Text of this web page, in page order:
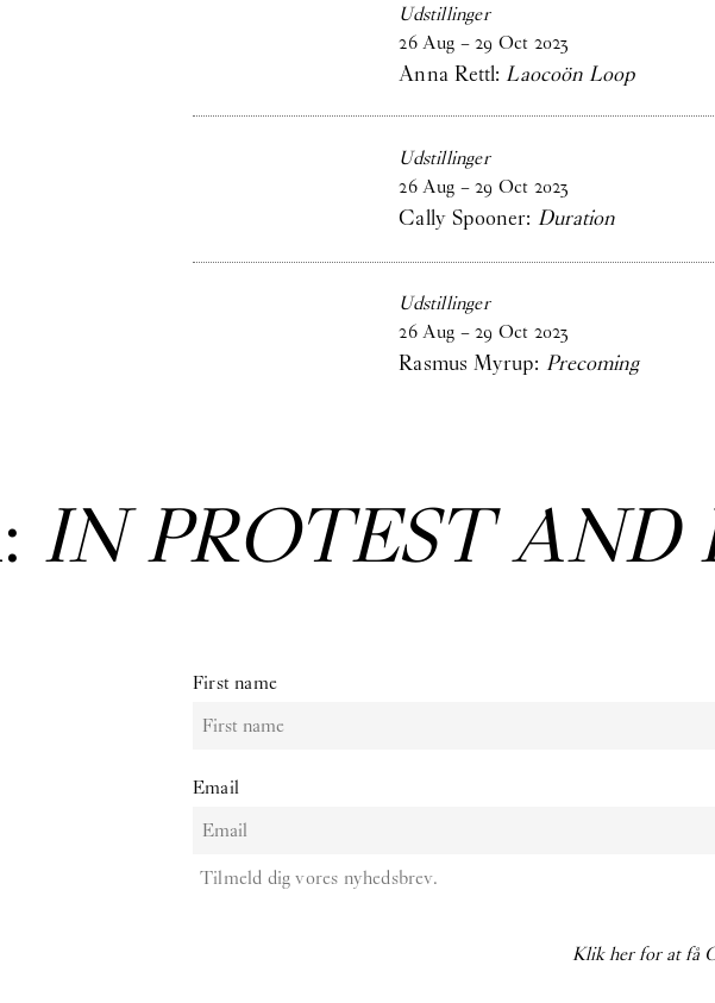
Udstillinger
26 Aug –29 Oct 2023
Anna Rettl:Laocoön Loop
Udstillinger
26 Aug –29 Oct 2023
Cally Spooner: Duration
Udstillinger
26 Aug –29 Oct 2023
Rasmus Myrup: Precoming
IN PROTEST AND
First name
Email
Tilmeld dig vores nyhedsbrev.
Klik her for at få